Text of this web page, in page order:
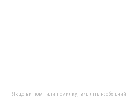
Якщо ви помітили помилку, виділіть